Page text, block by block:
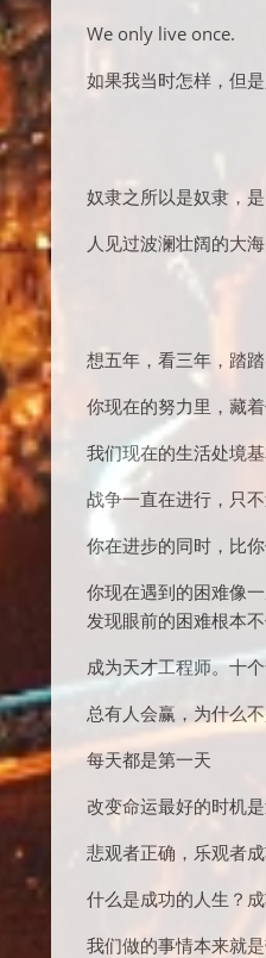
We only live once.
如果我当时怎样，但是
奴隶之所以是奴隶，
人见过波澜壮阔的大
想五年，看三年，踏踏
你现在的努力里，藏
我们现在的生活处境
战争一直在进行，只不
你在进步的同时，比
你现在遇到的困难像
发现眼前的困难根本不
成为天才工程师。十
总有人会赢，为什么
每天都是第一天
改变命运最好的时机是
悲观者正确，乐观者
什么是成功的人生？
我们做的事情本来就